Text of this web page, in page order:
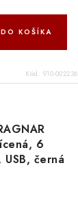
DO KOŠÍKA
Kód: 910-002236
6
černá